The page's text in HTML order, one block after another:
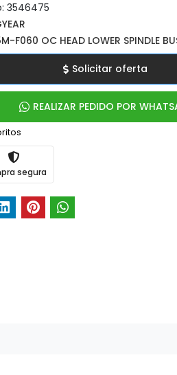
3546475
F060 OC HEAD LOWER SPINDLE
Solicitar oferta
REALIZAR PEDIDO POR
segura